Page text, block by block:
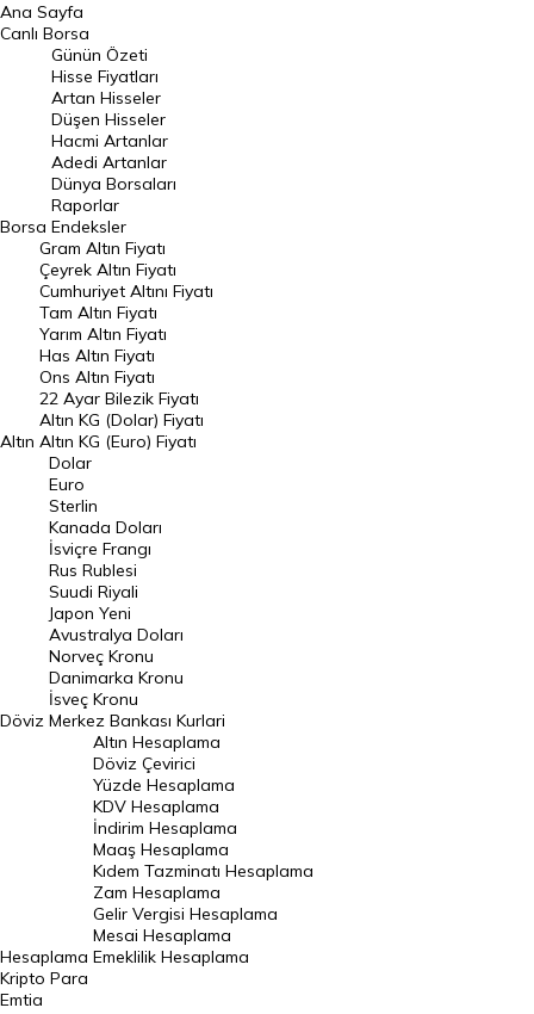
BIST 100 Hisseleri
En Çok Artan Hisseler
En Çok Düşen Hisseler
Hacmi Artanlar
Geçmiş Kapanışlar
Dünya Borsaları
Raporlar
Endeksler
DÖVİZ
Döviz Kuru
Dolar Kuru
Euro Kuru
Pound Kuru
Frank Kuru
Riyal Kuru
Avustralya Doları
Danimarka Kronu Kuru
Kanada Doları Kuru
Norveç Kronu Kuru
İsveç Kronu Kuru
Japon Yeni Kuru
Serbest Piyasa Döviz Kurları
Merkez Bankası Döviz Kurları
Altın Fiyatları
Gram Altın Fiyatı
Ana Sayfa
Canlı Borsa
Borsa
Günün Özeti
Hisse Fiyatları
Artan Hisseler
Düşen Hisseler
Hacmi Artanlar
Adedi Artanlar
Dünya Borsaları
Raporlar
Endeksler
Altın
Gram Altın Fiyatı
Çeyrek Altın Fiyatı
Cumhuriyet Altını Fiyatı
Tam Altın Fiyatı
Yarım Altın Fiyatı
Has Altın Fiyatı
Ons Altın Fiyatı
22 Ayar Bilezik Fiyatı
Altın KG (Dolar) Fiyatı
Altın KG (Euro) Fiyatı
Döviz
Dolar
Euro
Sterlin
Kanada Doları
İsviçre Frangı
Rus Rublesi
Suudi Riyali
Japon Yeni
Avustralya Doları
Norveç Kronu
Danimarka Kronu
İsveç Kronu
Merkez Bankası Kurlari
Hesaplama
Altın Hesaplama
Döviz Çevirici
Yüzde Hesaplama
KDV Hesaplama
İndirim Hesaplama
Maaş Hesaplama
Kıdem Tazminatı Hesaplama
Zam Hesaplama
Gelir Vergisi Hesaplama
Mesai Hesaplama
Emeklilik Hesaplama
Kripto Para
Emtia